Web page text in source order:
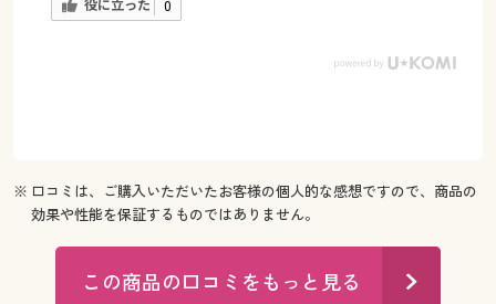
役に立った 0
※ 口コミは、ご購入いただいたお客様の個人的な感想ですので、商品の
効果や性能を保証するものではありません。
この商品の口コミをもっと見る